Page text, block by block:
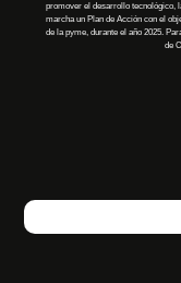
promover el desarrollo tecnológico,
marcha un Plan de Acción con el
de la pyme, durante el año 2025.
de